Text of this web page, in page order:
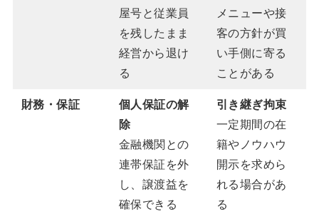
屋号と従業員
を残したまま
経営から退け
る
メニューや接
客の方針が買
い手側に寄る
ことがある
財務・保証
個人保証の解
除
金融機関との
連帯保証を外
し、譲渡益を
確保できる
引き継ぎ拘束
一定期間の在
籍やノウハウ
開示を求めら
れる場合があ
る